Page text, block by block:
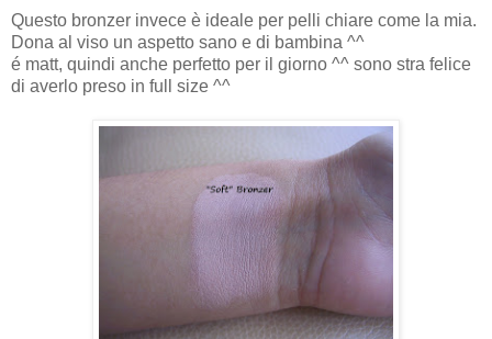
Questo bronzer invece è ideale per pelli chiare come la mia.
Dona al viso un aspetto sano e di bambina ^^
é matt, quindi anche perfetto per il giorno ^^ sono stra felice
di averlo preso in full size ^^